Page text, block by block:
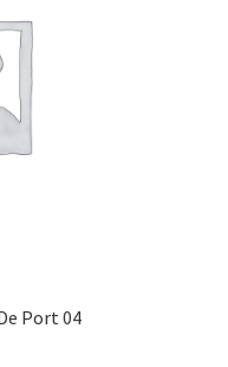
Port 04